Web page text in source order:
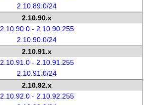
2.10.89.0/24
2.10.90.x
2.10.90.0 - 2.10.90.255
2.10.90.0/24
2.10.91.x
2.10.91.0 - 2.10.91.255
2.10.91.0/24
2.10.92.x
2.10.92.0 - 2.10.92.255